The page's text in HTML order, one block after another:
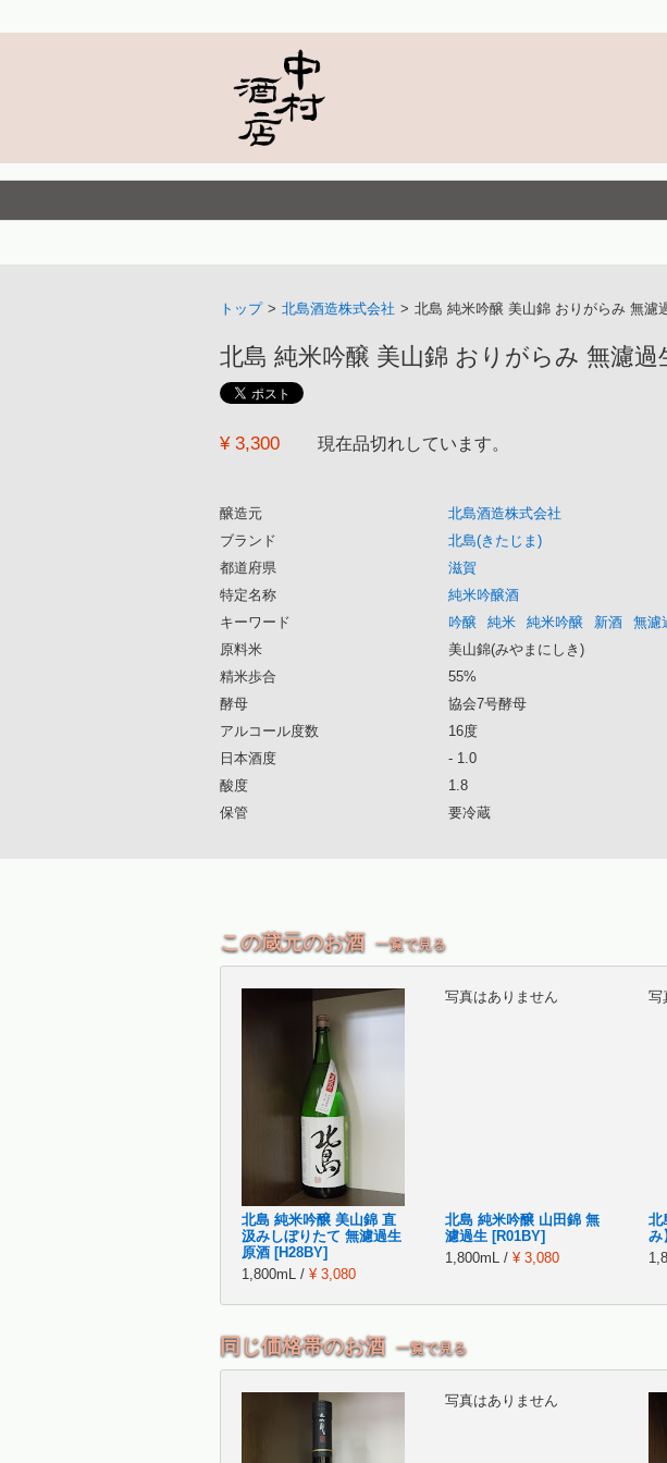
トップ > 北島酒造株式会社 > 北島 純米吟醸 美山錦 おりがらみ 無濾
北島 純米吟醸 美山錦 おりがらみ 無濾過
¥ 3,300 現在品切れしています。
醸造元
北島酒造株式会社
ブランド
北島(きたじま)
都道府県
滋賀
特定名称
純米吟醸酒
キーワード
吟醸 純米 純米吟醸 新酒 無濾
原料米
美山錦(みやまにしき)
精米歩合
55%
酵母
協会7号酵母
アルコール度数
16度
日本酒度
- 1.0
酸度
1.8
保管
要冷蔵
この蔵元のお酒 一覧で見る
北島 純米吟醸 美山錦 直
汲みしぼりたて 無濾過生
原酒 [H28BY]
1,800mL / ¥ 3,080
写真はありません
北島 純米吟醸 山田錦 無
濾過生 [R01BY]
1,800mL / ¥ 3,080
写
北
み
同じ価格帯のお酒 一覧で見る
写真はありません